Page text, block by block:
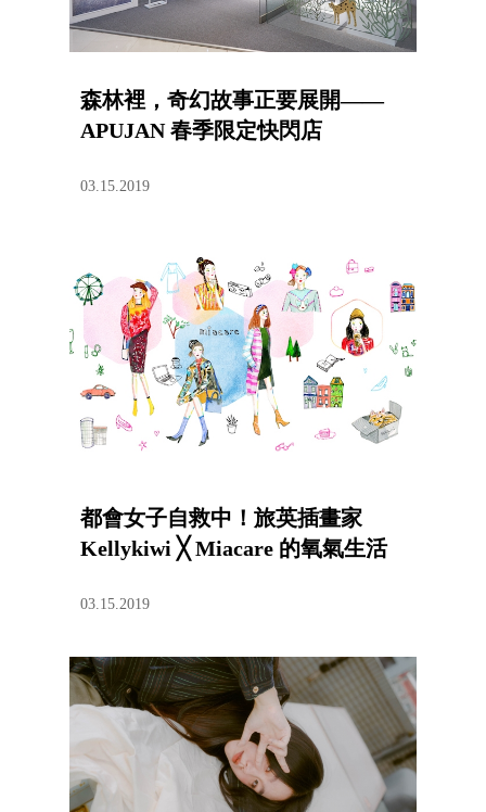
森林裡，奇幻故事正要展開——
APUJAN 春季限定快閃店
03.15.2019
都會女子自救中！旅英插畫家
Kellykiwi ╳ Miacare 的氧氣生活
03.15.2019